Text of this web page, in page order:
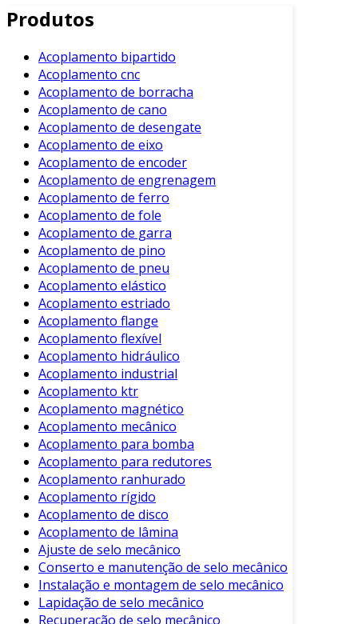
exatidão, sem permitir movimentação.
Ideal para situações onde o alinhamento é
perfeito.
Acoplamento Flexível
grau de desalinhamento entre os eixos,
sendo útil em condições de vibração. É
frequentemente utilizado em sistemas
que experienciam impactos.
Acoplamento de Deslizamento
Projetado para absorver choques e
oscilações. Utilizado em aplicações que
requerem uma certa flexibilidade na
conexão.
Acoplamento de Torque
motores e eixos de cargas excessivas,
desconectando se o torque exceder um
limite predefinido.
Benefícios do Acoplamento de Eixo
Os acoplamentos de eixo oferecem uma série
de vantagens que são fundamentais para o
desempenho das máquinas:
Eficiência na Transmissão de Energia
Garantem que a energia seja transmitida
de forma efetiva entre componentes,
minimizando perdas.
Redução de Vibrações: Através do uso de
acoplamentos flexíveis, é possível mitigar
vibrações que podem danificar os
equipamentos.
Produtos
Acoplamento bipartido
Acoplamento cnc
Acoplamento de borracha
Acoplamento de cano
Acoplamento de desengate
Acoplamento de eixo
Acoplamento de encoder
Acoplamento de engrenagem
Acoplamento de ferro
Acoplamento de fole
Acoplamento de garra
Acoplamento de pino
Acoplamento de pneu
Acoplamento elástico
Acoplamento estriado
Acoplamento flange
Acoplamento flexível
Acoplamento hidráulico
Acoplamento industrial
Acoplamento ktr
Acoplamento magnético
Acoplamento mecânico
Acoplamento para bomba
Acoplamento para redutores
Acoplamento ranhurado
Acoplamento rígido
Acoplamento de disco
Acoplamento de lâmina
Ajuste de selo mecânico
Conserto e manutenção de selo mecânico
Instalação e montagem de selo mecânico
Lapidação de selo mecânico
Recuperação de selo mecânico